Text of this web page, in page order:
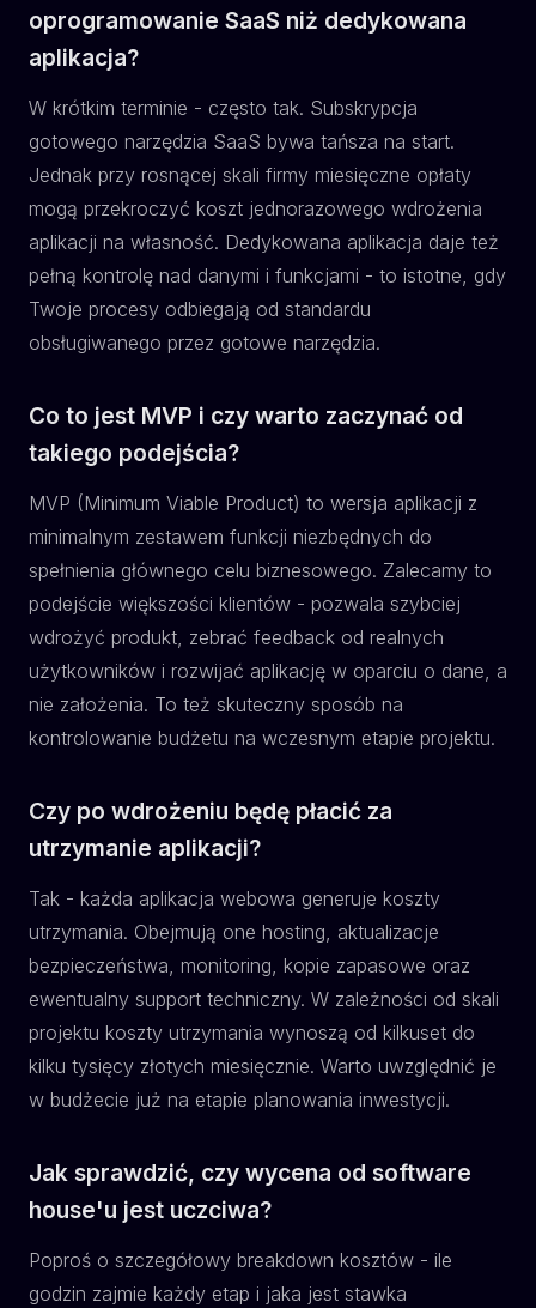
oprogramowanie SaaS niż dedykowana
aplikacja?
W krótkim terminie - często tak. Subskrypcja
gotowego narzędzia SaaS bywa tańsza na start.
Jednak przy rosnącej skali firmy miesięczne opłaty
mogą przekroczyć koszt jednorazowego wdrożenia
aplikacji na własność. Dedykowana aplikacja daje też
pełną kontrolę nad danymi i funkcjami - to istotne, gdy
Twoje procesy odbiegają od standardu
obsługiwanego przez gotowe narzędzia.
Co to jest MVP i czy warto zaczynać od
takiego podejścia?
MVP (Minimum Viable Product) to wersja aplikacji z
minimalnym zestawem funkcji niezbędnych do
spełnienia głównego celu biznesowego. Zalecamy to
podejście większości klientów - pozwala szybciej
wdrożyć produkt, zebrać feedback od realnych
użytkowników i rozwijać aplikację w oparciu o dane, a
nie założenia. To też skuteczny sposób na
kontrolowanie budżetu na wczesnym etapie projektu.
Czy po wdrożeniu będę płacić za
utrzymanie aplikacji?
Tak - każda aplikacja webowa generuje koszty
utrzymania. Obejmują one hosting, aktualizacje
bezpieczeństwa, monitoring, kopie zapasowe oraz
ewentualny support techniczny. W zależności od skali
projektu koszty utrzymania wynoszą od kilkuset do
kilku tysięcy złotych miesięcznie. Warto uwzględnić je
w budżecie już na etapie planowania inwestycji.
Jak sprawdzić, czy wycena od software
house'u jest uczciwa?
Poproś o szczegółowy breakdown kosztów - ile
godzin zajmie każdy etap i jaka jest stawka